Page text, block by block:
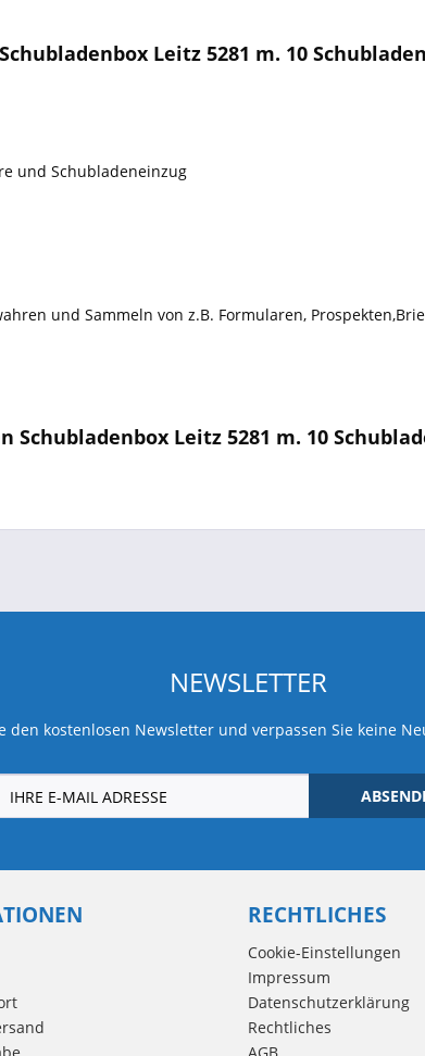
Leitz 5281 m. 10
und Schubladeneinzug
und Sammeln von z.B. Formularen,
Leitz 5281 m. 10
NEWSLETTER
den kostenlosen Newsletter und verpassen Sie keine
RECHTLICHES
Cookie-Einstellungen
Impressum
Datenschutzerklärung
Rechtliches